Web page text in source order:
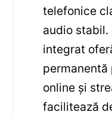
telefonice
audio stabil.
integrat
online și
facilitează